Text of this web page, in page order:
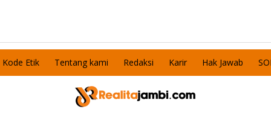
Kode Etik Tentang kami Redaksi Karir Hak Jawab